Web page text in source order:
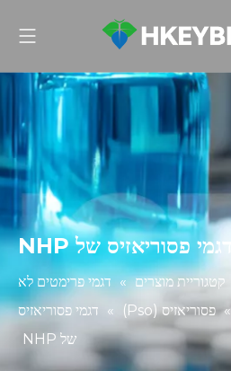
דגמי פסוריאזיס של NHP
קטגוריית מוצרים » דגמי פרימטים לא
» פסוריאזיס (Pso) » דגמי פסוריאזיס
של NHP